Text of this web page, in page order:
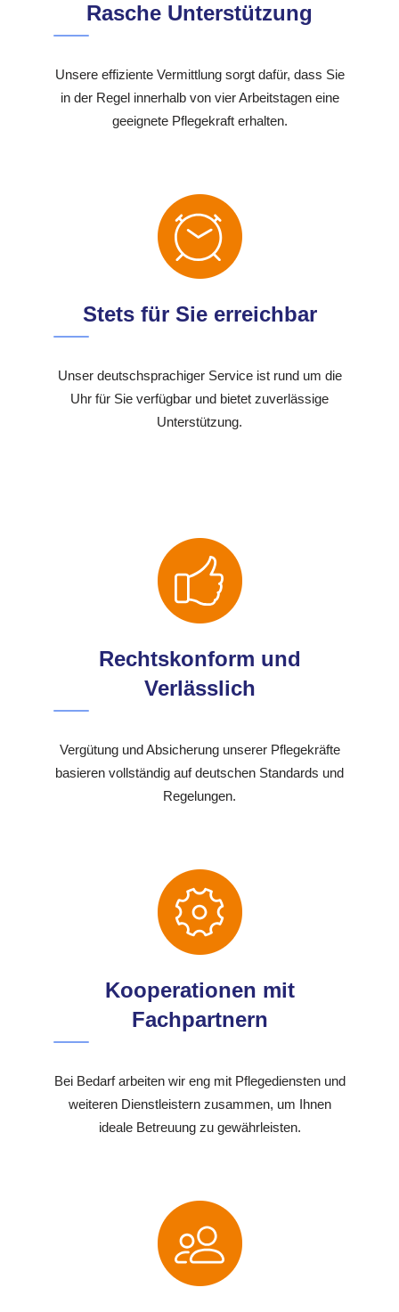
Rasche Unterstützung
Unsere effiziente Vermittlung sorgt dafür, dass Sie
in der Regel innerhalb von vier Arbeitstagen eine
geeignete Pflegekraft erhalten.
Stets für Sie erreichbar
Unser deutschsprachiger Service ist rund um die
Uhr für Sie verfügbar und bietet zuverlässige
Unterstützung.
Rechtskonform und
Verlässlich
Vergütung und Absicherung unserer Pflegekräfte
basieren vollständig auf deutschen Standards und
Regelungen.
Kooperationen mit
Fachpartnern
Bei Bedarf arbeiten wir eng mit Pflegediensten und
weiteren Dienstleistern zusammen, um Ihnen
ideale Betreuung zu gewährleisten.